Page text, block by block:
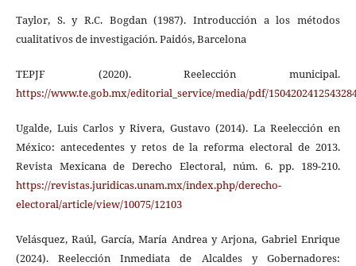
Taylor, S. y R.C. Bogdan (1987). Introducción a los métodos
cualitativos de investigación. Paidós, Barcelona
TEPJF (2020). Reelección municipal.
https://www.te.gob.mx/editorial_service/media/pdf/
Ugalde, Luis Carlos y Rivera, Gustavo (2014). La Reelección en
México: antecedentes y retos de la reforma electoral de 2013.
Revista Mexicana de Derecho Electoral, núm. 6. pp. 189-210.
https://revistas.juridicas.unam.mx/index.php/derecho-
electoral/article/view/10075/12103
Velásquez, Raúl, García, María Andrea y Arjona, Gabriel Enrique
(2024). Reelección Inmediata de Alcaldes y Gobernadores: